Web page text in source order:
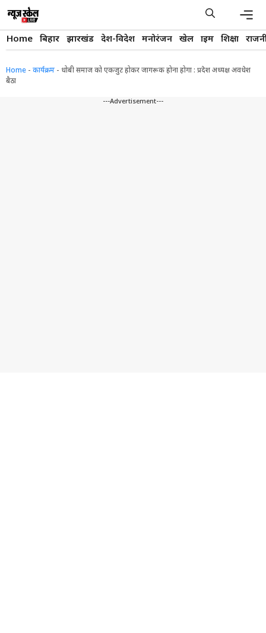
content
Home बिहार झारखंड देश-विदेश मनोरंजन खेल क्राइम शिक्षा
Home - कार्यक्रम - धोबी समाज को एकजुट होकर जागरूक होना होगा : प्रदेश अध्यक्ष अवधेश
बैठा
---Advertisement---